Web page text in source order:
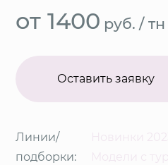
от 1400 руб. / тн
Оставить заявку
Линии/
подборки: